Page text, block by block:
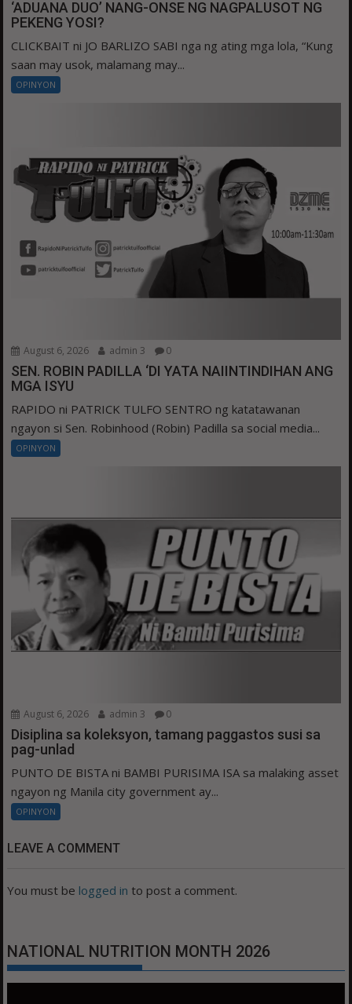
‘ADUANA DUO’ NANG-ONSE NG NAGPALUSOT NG
PEKENG YOSI?
CLICKBAIT ni JO BARLIZO SABI nga ng ating mga lola, “Kung
saan may usok, malamang may...
OPINYON
August 6, 2026 admin 3 0
SEN. ROBIN PADILLA ‘DI YATA NAIINTINDIHAN ANG
MGA ISYU
RAPIDO ni PATRICK TULFO SENTRO ng katatawanan
ngayon si Sen. Robinhood (Robin) Padilla sa social media...
OPINYON
August 6, 2026 admin 3 0
Disiplina sa koleksyon, tamang paggastos susi sa
pag-unlad
PUNTO DE BISTA ni BAMBI PURISIMA ISA sa malaking asset
ngayon ng Manila city government ay...
OPINYON
LEAVE A COMMENT
You must be logged in to post a comment.
NATIONAL NUTRITION MONTH 2026